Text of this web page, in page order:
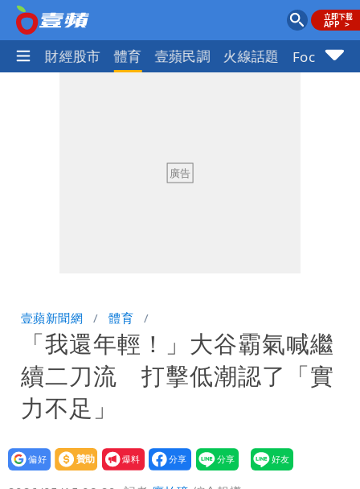
國際 財經股市 體育 壹蘋民調 火線話題 Focus+
壹蘋新聞網 體育
「我還年輕！」大谷霸氣喊繼
續二刀流 打擊低潮認了「實
力不足」
設為
贊助
我要
爆料